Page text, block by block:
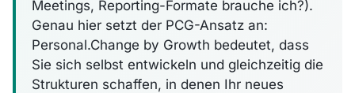
Meetings, Reporting-Formate brauche ich?).
Genau hier setzt der PCG-Ansatz an:
Personal.Change by Growth bedeutet, dass
Sie sich selbst entwickeln und gleichzeitig die
Strukturen schaffen, in denen Ihr neues